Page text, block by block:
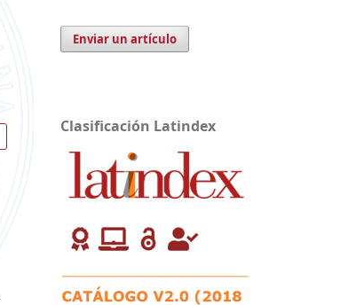
Enviar un artículo
Clasificación Latindex